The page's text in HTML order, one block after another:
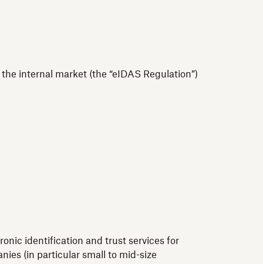
internal market (the “eIDAS Regulation”)
identification and trust services for
(in particular small to mid-size